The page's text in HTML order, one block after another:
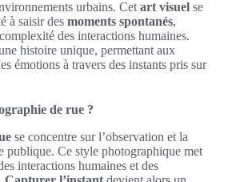
urbains. Cet art visuel se
à saisir des moments spontanés,
des interactions humaines.
histoire unique, permettant aux
émotions à travers des instants pris sur
de rue ?
se concentre sur l’observation et la
publique. Ce style photographique met
interactions humaines et des